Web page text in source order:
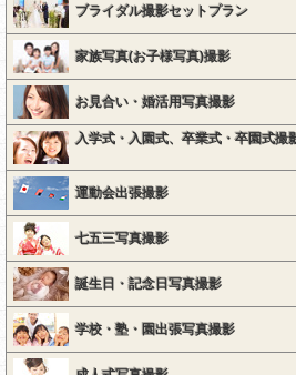
ブライダル撮影セットプラン
家族写真(お子様写真)撮影
お見合い・婚活用写真撮影
入学式・入園式、卒業式・卒園式撮
運動会出張撮影
七五三写真撮影
誕生日・記念日写真撮影
学校・塾・園出張写真撮影